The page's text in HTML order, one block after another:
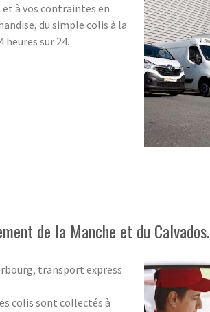
à vos contraintes en
du simple colis à la
sur 24.
de la Manche et du Calvados.
transport express
colis sont collectés à